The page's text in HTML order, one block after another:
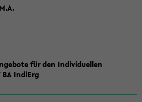
für den Individuellen
IndiErg